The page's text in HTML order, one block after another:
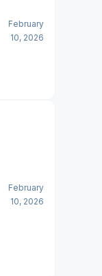
February
10, 2026
February
10, 2026